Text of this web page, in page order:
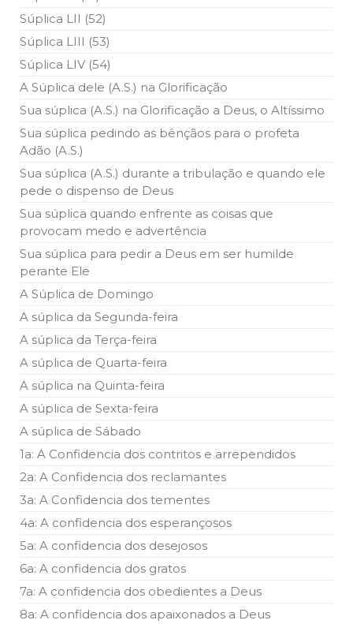
Súplica LII (52)
Súplica LIII (53)
Súplica LIV (54)
A Súplica dele (A.S.) na Glorificação
Sua súplica (A.S.) na Glorificação a Deus, o Altíssimo
Sua súplica pedindo as bênçãos para o profeta
Adão (A.S.)
Sua súplica (A.S.) durante a tribulação e quando ele
pede o dispenso de Deus
Sua súplica quando enfrente as coisas que
provocam medo e advertência
Sua súplica para pedir a Deus em ser humilde
perante Ele
A Súplica de Domingo
A súplica da Segunda-feira
A súplica da Terça-feira
A súplica de Quarta-feira
A súplica na Quinta-feira
A súplica de Sexta-feira
A súplica de Sábado
1a: A Confidencia dos contritos e arrependidos
2a: A Confidencia dos reclamantes
3a: A Confidencia dos tementes
4a: A confidencia dos esperançosos
5a: A confidencia dos desejosos
6a: A confidencia dos gratos
7a: A confidencia dos obedientes a Deus
8a: A confidencia dos apaixonados a Deus